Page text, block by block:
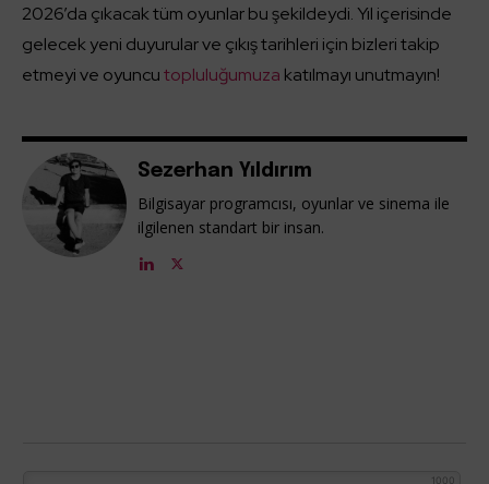
2026’da çıkacak tüm oyunlar bu şekildeydi. Yıl içerisinde
gelecek yeni duyurular ve çıkış tarihleri için bizleri takip
etmeyi ve oyuncutopluluğumuza katılmayı unutmayın!
Sezerhan Yıldırım
Bilgisayar programcısı, oyunlar ve sinema ile
ilgilenen standart bir insan.
1000